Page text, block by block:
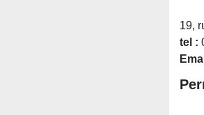
19,
tel :